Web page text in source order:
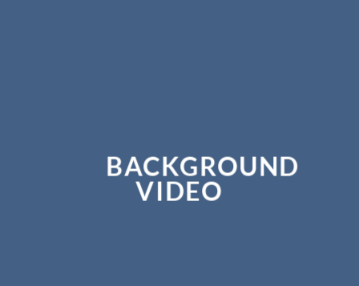
BACKGROUND
VIDEO